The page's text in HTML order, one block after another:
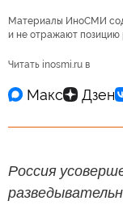
Материалы ИноСМИ
и не отражают
Читать inosmi.ru в
Россия